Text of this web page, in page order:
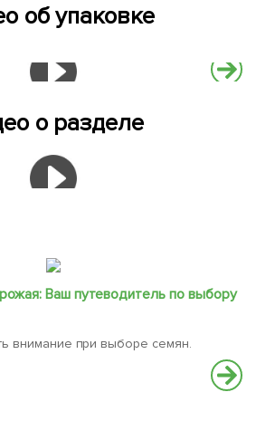
об упаковке
о разделе
Ваш путеводитель по выбору
внимание при выборе семян.